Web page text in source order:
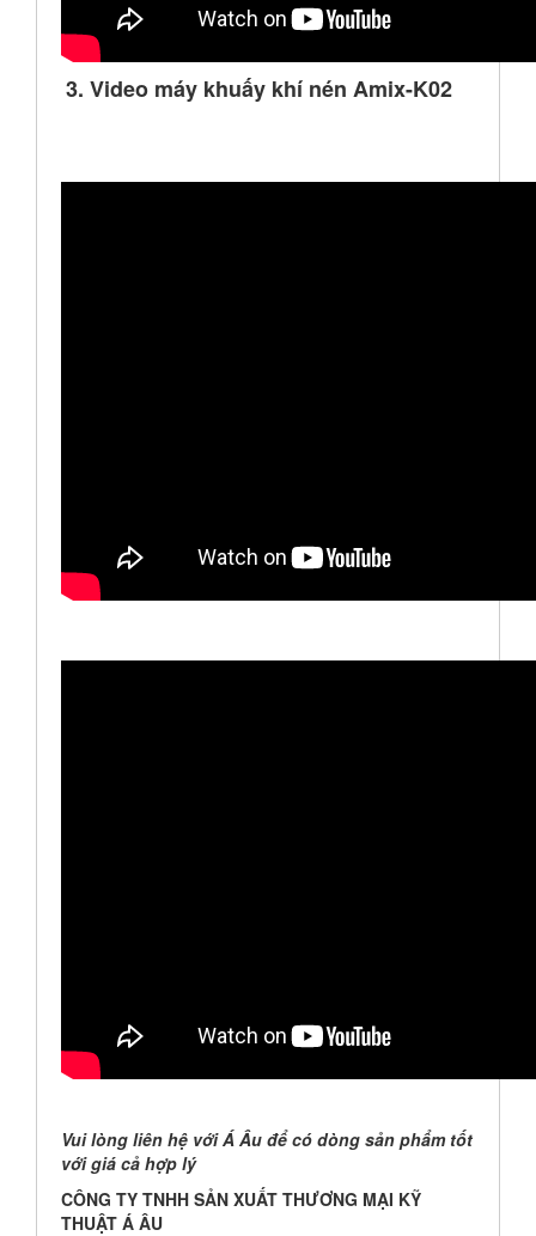
3. Video máy khuấy khí nén Amix-K02
Vui lòng liên hệ với Á Âu để có dòng sản phẩm tốt
với giá cả hợp lý
CÔNG TY TNHH SẢN XUẤT THƯƠNG MẠI KỸ
THUẬT Á ÂU